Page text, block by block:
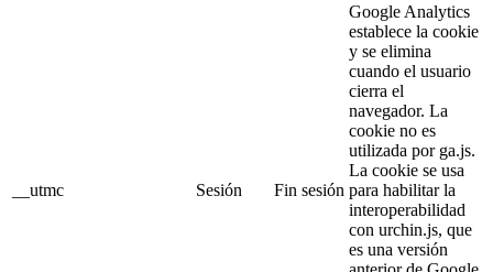
__utmc Sesión Fin sesión
Google Analytics
establece la cookie
y se elimina
cuando el usuario
cierra el
navegador. La
cookie no es
utilizada por ga.js.
La cookie se usa
para habilitar la
interoperabilidad
con urchin.js, que
es una versión